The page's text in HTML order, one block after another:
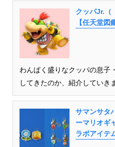
クッパJr.（
【任天堂図
わんぱく盛りなクッパの息子
してきたのか、紹介していき
サマンサタ
ーマリオギ
ラボアイテ